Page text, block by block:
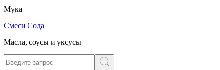
Мука
Смеси Сода
Масла, соусы и уксусы